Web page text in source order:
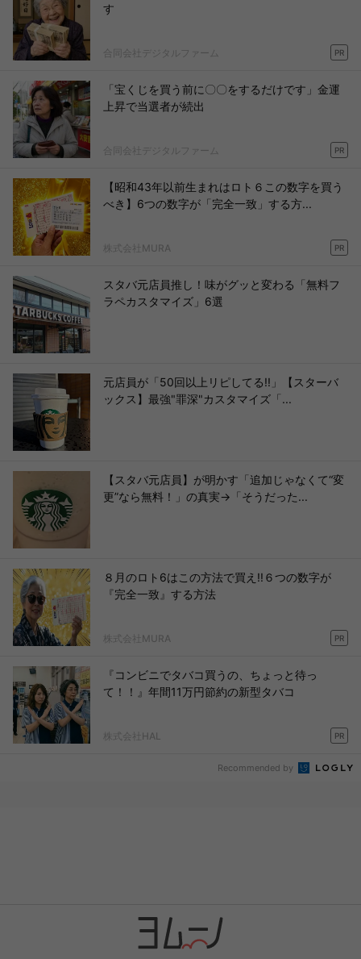
す
合同会社デジタルファーム PR
「宝くじを買う前に〇〇をするだけです」金運
上昇で当選者が続出
合同会社デジタルファーム PR
【昭和43年以前生まれはロト６この数字を買う
べき】6つの数字が「完全一致」する方...
株式会社MURA PR
スタバ元店員推し！味がグッと変わる「無料フ
ラペカスタマイズ」6選
元店員が「50回以上リピしてる!!」【スターバ
ックス】最強"罪深"カスタマイズ「...
【スタバ元店員】が明かす「追加じゃなくて“変
更”なら無料！」の真実→「そうだった...
８月のロト6はこの方法で買え!!６つの数字が
『完全一致』する方法
株式会社MURA PR
『コンビニでタバコ買うの、ちょっと待っ
て！！』年間11万円節約の新型タバコ
株式会社HAL PR
Recommended by